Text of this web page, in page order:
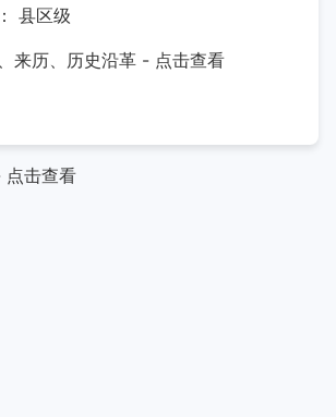
县区级
来历、历史沿革 - 点击查看
点击查看